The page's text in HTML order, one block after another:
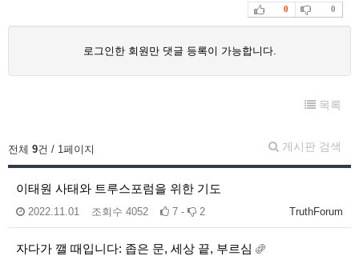
0 0
로그인한 회원만 댓글 등록이 가능합니다.
목록
게시판 검색
전체 9건 / 1페이지
이태원 사태와 트루스포럼을 위한 기도
TruthForum
2022.11.01 조회수 4052 7 - 2
자다가 깰 때입니다: 좁은 문, 세상 끝, 부르심